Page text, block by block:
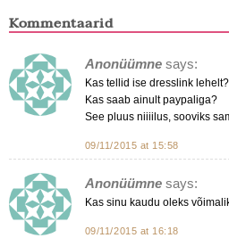
Kommentaarid
Anonüümne says:
Kas tellid ise dresslink lehelt?
Kas saab ainult paypaliga?
See pluus niiiilus, sooviks
09/11/2015 at 15:58
Anonüümne says:
Kas sinu kaudu oleks
09/11/2015 at 16:18